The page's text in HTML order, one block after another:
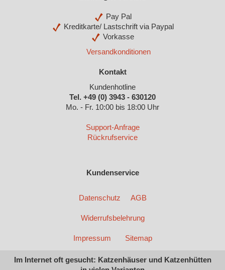
Pay Pal
Kreditkarte/ Lastschrift via Paypal
Vorkasse
Versandkonditionen
Kontakt
Kundenhotline
Tel. +49 (0) 3943 - 630120
Mo. - Fr. 10:00 bis 18:00 Uhr
Support-Anfrage
Rückrufservice
Kundenservice
Datenschutz AGB
Widerrufsbelehrung
Impressum Sitemap
Im Internet oft gesucht: Katzenhäuser und Katzenhütten